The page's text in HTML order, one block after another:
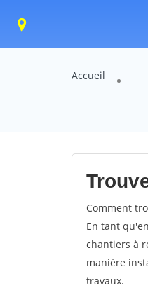
Accueil
Comment
En tant
chantiers à
manière
travaux.